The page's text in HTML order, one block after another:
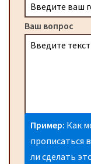
Ваш вопрос
Пример: Как
прописаться
ли сделать